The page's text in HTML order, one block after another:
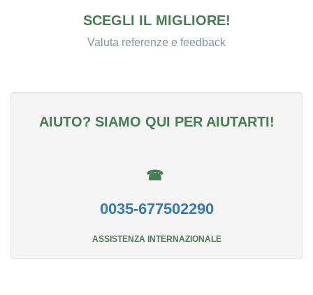
SCEGLI IL MIGLIORE!
Valuta referenze e feedback
AIUTO? SIAMO QUI PER AIUTARTI!
☎
0035-677502290
ASSISTENZA INTERNAZIONALE